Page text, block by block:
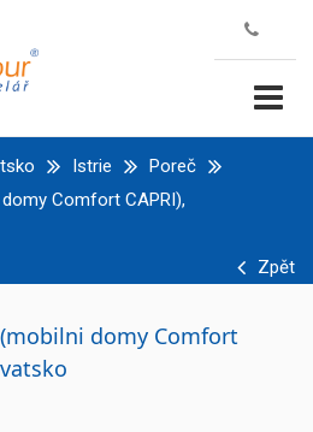
Istrie
Poreč
Comfort CAPRI),
Zpět
domy Comfort